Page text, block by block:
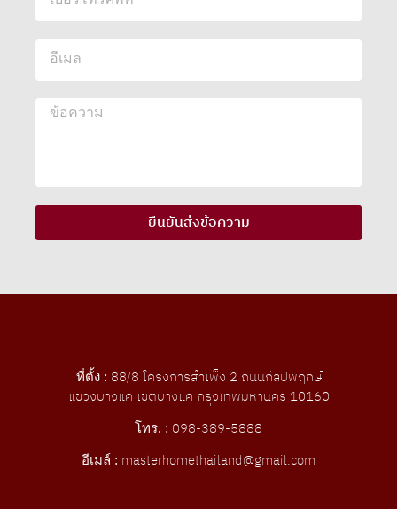
ยืนยันส่งข้อความ
ที่ตั้ง : 88/8 โครงการสําเพ็ง 2 ถนนกัลปพฤกษ์
แขวงบางแค เขตบางแค กรุงเทพมหานคร 10160
โทร. : 098-389-5888
อีเมล์ : masterhomethailand@gmail.com